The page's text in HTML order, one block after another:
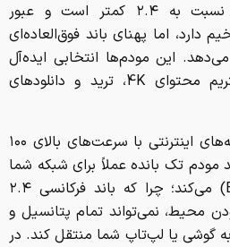
برد فرکانس ۵ گیگاهرتز نسبت به ۲.۴ کمتر است و عبور
دارد، اما پهنای باند فوق‌العاده‌ای
این مودم‌ها انتخابی ایده‌آل
برای گیمینگ آنلاین، استریم محتوای 4K، ترید و دانلودهای
اگر بسته‌های اینترنتی با سرعت‌های بالای ۱۰۰
مودم تک بانده عملاً برای شبکه شما
ایجاد گلوگاه (Bottleneck) می‌کند؛ چرا که باند فرکانسی ۲.۴
محیط، نمی‌تواند تمام پتانسیل و
گوشی یا لپ‌تاپ شما منتقل کند. در